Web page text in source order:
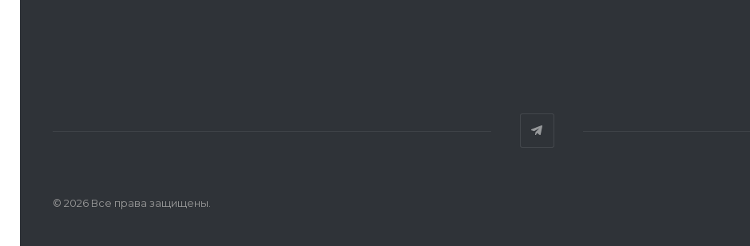
© 2026 Все права защищены.